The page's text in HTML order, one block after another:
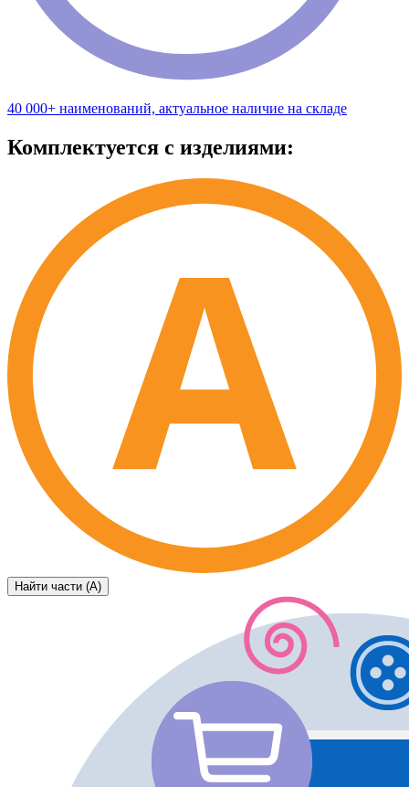
40 000+ наименований, актуальное наличие на складе
Комплектуется с изделиями:
Найти части (А)